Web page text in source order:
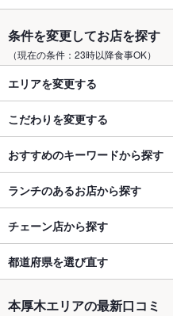
条件を変更してお店を探す
（現在の条件：23時以降食事OK）
エリアを変更する
こだわりを変更する
おすすめのキーワードから探す
ランチのあるお店から探す
チェーン店から探す
都道府県を選び直す
本厚木エリアの最新口コミ